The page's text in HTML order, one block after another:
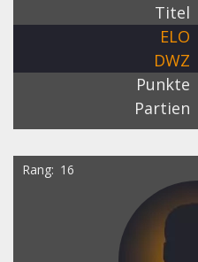
Titel
ELO
DWZ
Punkte
Partien
Rang 16